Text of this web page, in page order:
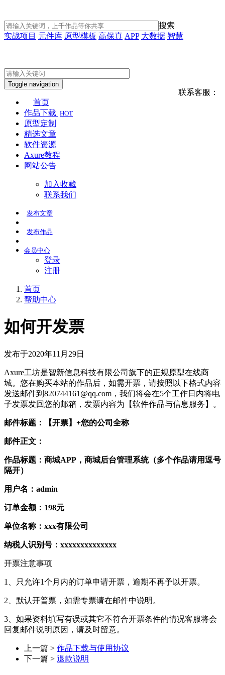
搜索
实战项目 元件库 原型模板 高保真 APP 大数据 智慧
联系客服：
Toggle navigation
首页
作品下载 HOT
原型定制
精选文章
软件资源
Axure教程
网站公告
加入收藏
联系我们
发布文章
发布作品
会员中心
登录
注册
首页
帮助中心
如何开发票
发布于2020年11月29日
Axure工坊是智新信息科技有限公司旗下的正规原型在线商
城。您在购买本站的作品后，如需开票，请按照以下格式内容
发送邮件到820744161@qq.com，我们将会在5个工作日内将电
子发票发回您的邮箱，发票内容为【软件作品与信息服务】。
邮件标题：【开票】+您的公司全称
邮件正文：
作品标题：商城APP，商城后台管理系统（多个作品请用逗号
隔开）
用户名：admin
订单金额：198元
单位名称：xxx有限公司
纳税人识别号：xxxxxxxxxxxxxx
开票注意事项
1、只允许1个月内的订单申请开票，逾期不再予以开票。
2、默认开普票，如需专票请在邮件中说明。
3、如果资料填写有误或其它不符合开票条件的情况客服将会
回复邮件说明原因，请及时留意。
上一篇 > 作品下载与使用协议
下一篇 > 退款说明